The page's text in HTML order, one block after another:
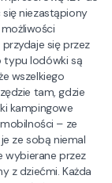
niezastąpiony
się przez
typu lodówki są
wszelkiego
tam, gdzie
kampingowe
– ze
ze sobą niemal
wybierane przez
z dziećmi. Każda